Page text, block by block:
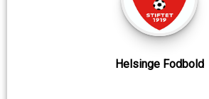
Helsinge Fodbold